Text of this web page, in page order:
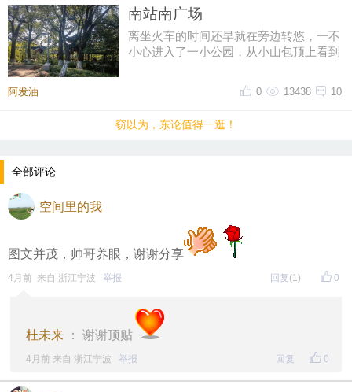
默默祈福，感觉所有的烦恼和问题都烟消云散。
可以摸“福”字祈福，讨个好彩头。
参观完印宫，接着参观仙人洞与华阳洞，仙人洞恒温1
8°C，钟乳石千姿百态；华阳洞以摩崖石刻和负氧离
子“仙气”著称。探秘地下溶洞，感受自然奇观；洞内
潮湿，楼梯坡度较高，建议穿防滑鞋。
第三站，崇禧万寿宫：（没去成）
第四站，苏南抗战胜利纪念碑与新四军纪念馆：（没
去成）比较可惜，下雨加上中午要退房，逛不完，留
做下次再来！
下一站：花神宫
南站南广场
离坐火车的时间还早就在旁边转悠，一不
小心进入了一小公园，从小山包顶上看到
阿发油 10
13438
0
窃以为，东论值得一逛！
全部评论
空间里的我
图文并茂，帅哥养眼，谢谢分享
0
4月前 来自 浙江宁波 举报 回复 (1)
杜未来 ： 谢谢顶贴
0
4月前 来自 浙江宁波 举报 回复